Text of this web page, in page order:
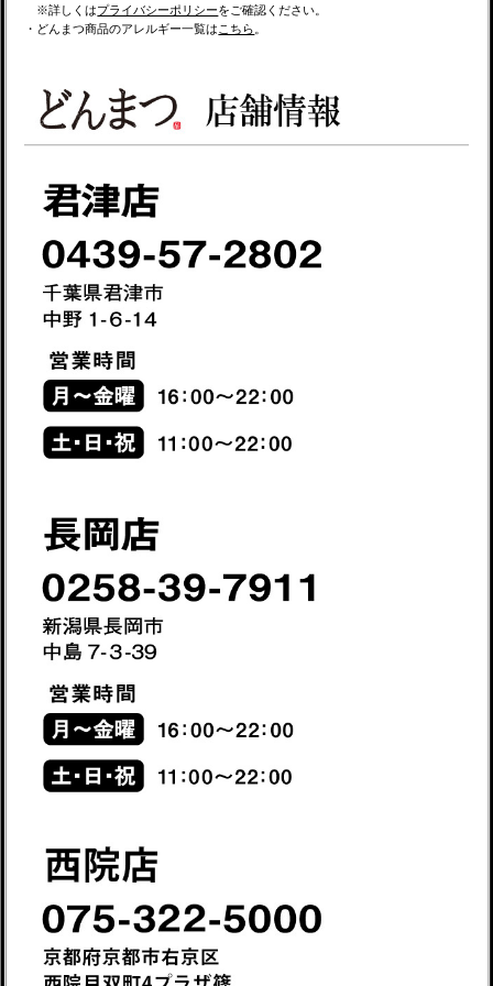
※詳しくはプライバシーポリシーをご確認ください。
・どんまつ商品のアレルギー一覧は こちら 。